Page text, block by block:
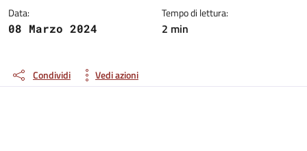
Data:
08 Marzo 2024
Tempo di lettura:
2 min
Condividi Vedi azioni